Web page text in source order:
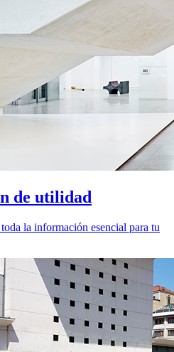
de utilidad
la información esencial para tu